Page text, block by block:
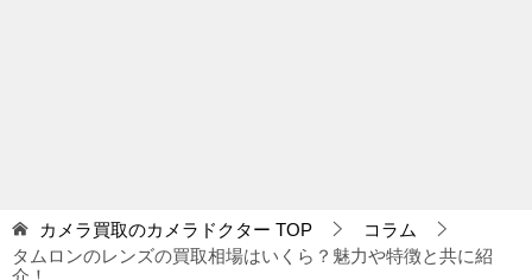
カメラ買取のカメラドクター TOP
コラム
タムロンのレンズの買取相場はいくら？魅力や特徴と共に紹